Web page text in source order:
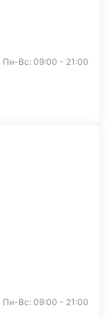
Пн-Вс: 09:00 - 21:00
Пн-Вс: 09:00 - 21:00